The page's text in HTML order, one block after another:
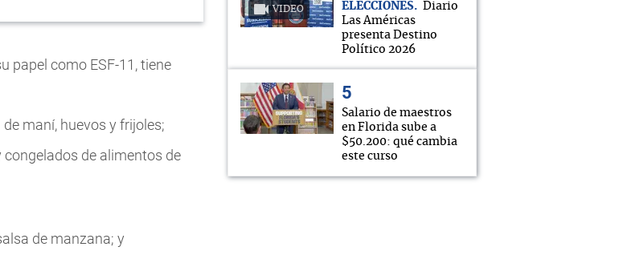
papel como ESF-11, tiene
maní, huevos y frijoles;
congelados de alimentos de
de manzana; y
VIDEO ELECCIONES
Diario
Las Américas
presenta Destino
Político 2026
Salario de maestros
en Florida sube a
$50.200: qué cambia
este curso